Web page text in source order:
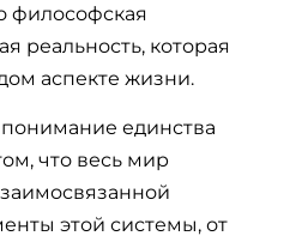
философская
реальность, которая
аспекте жизни.
единства
что весь мир
этой системы, от